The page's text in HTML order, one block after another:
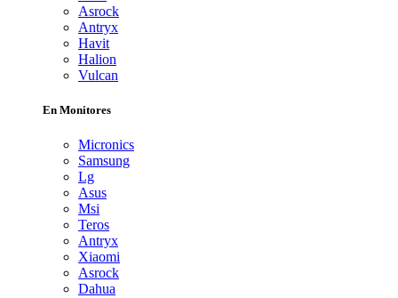
Asrock
Antryx
Havit
Halion
Vulcan
En Monitores
Micronics
Samsung
Lg
Asus
Msi
Teros
Antryx
Xiaomi
Asrock
Dahua